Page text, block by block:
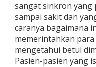
sangat sinkron yang
sampai sakit dan
caranya bagaimana
memerintahkan
mengetahui betul
Pasien-pasien yang